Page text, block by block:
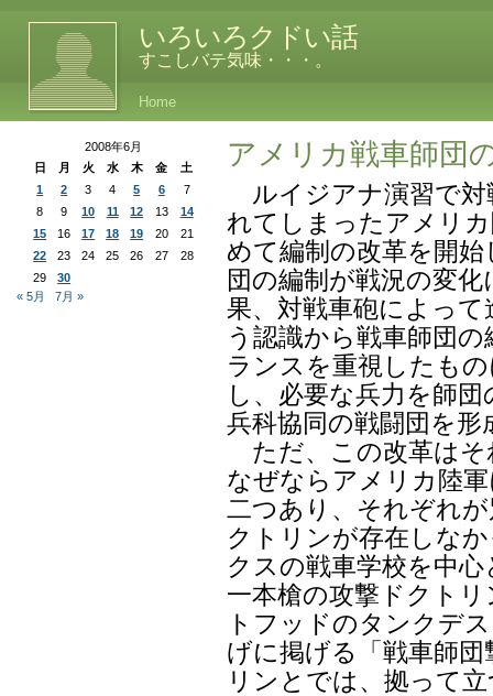
いろいろクドい話
すこしバテ気味・・・。
Home
アメリカ戦車師団
ルイジアナ演習で対
れてしまったアメリ
めて編制の改革を開
団の編制が戦況の変
果、対戦車砲によっ
う認識から戦車師団
ランスを重視したも
し、必要な兵力を師
兵科協同の戦闘団を
ただ、この改革はそ
なぜならアメリカ陸
二つあり、それぞれ
クトリンが存在しな
クスの戦車学校を中
一本槍の攻撃ドクト
トフッドのタンクデ
げに掲げる「戦車師
リンとでは、拠って
2008年6月
日
月 火 水 木 金
土
1
2 3 4 5 6
7
8
9 10 11 12 13
14
15
16 17 18 19 20
21
22
23 24 25 26 27
28
29
30
« 5月
7月 »